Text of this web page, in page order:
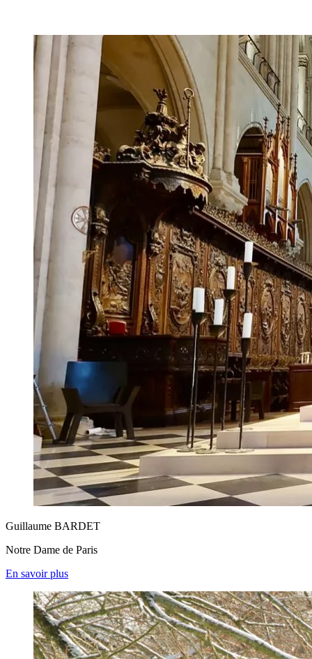
Guillaume BARDET
Notre Dame de Paris
En savoir plus